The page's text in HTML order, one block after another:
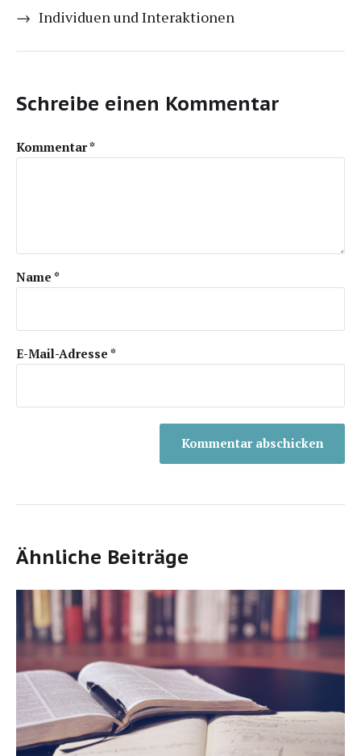
→ Individuen und Interaktionen
Schreibe einen Kommentar
Kommentar*
Name *
E-Mail-Adresse *
Ähnliche Beiträge